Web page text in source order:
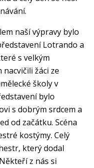
naší výpravy bylo
Lotrando a
s velkým
nacvičili žáci ze
školy v
bylo
s dobrým srdcem a
od začátku. Scéna
kostýmy. Celý
který dodal
z nás si